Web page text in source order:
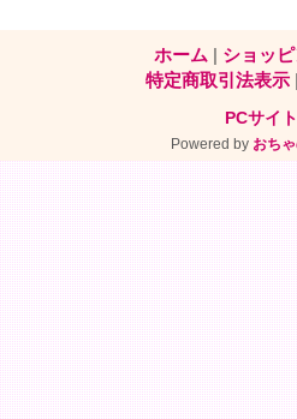
ホーム | ショッ
特定商取引法表示 |
PCサイト
Powered by おち